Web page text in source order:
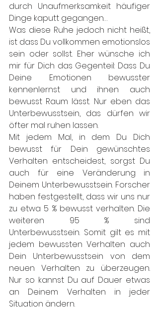
durch Unaufmerksamkeit häufiger
Dinge kaputt gegangen…
Was diese Ruhe jedoch nicht heißt,
ist dass Du vollkommen emotionslos
sein oder sollst. Eher wünsche ich
mir für Dich das Gegenteil: Dass Du
Deine Emotionen bewusster
kennenlernst und ihnen auch
bewusst Raum lässt. Nur eben das
Unterbewusstsein, das dürfen wir
öfter mal ruhen lassen.
Mit jedem Mal, in dem Du Dich
bewusst für Dein gewünschtes
Verhalten entscheidest, sorgst Du
auch für eine Veränderung in
Deinem Unterbewusstsein. Forscher
haben festgestellt, dass wir uns nur
zu etwa 5 % bewusst verhalten. Die
weiteren 95 % sind
Unterbewusstsein. Somit gilt es mit
jedem bewussten Verhalten auch
Dein Unterbewusstsein von dem
neuen Verhalten zu überzeugen.
Nur so kannst Du auf Dauer etwas
an Deinem Verhalten in jeder
Situation ändern.